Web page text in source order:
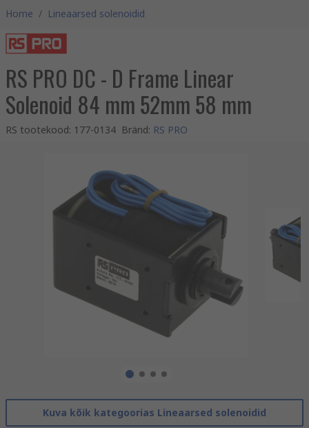
Home / Lineaarsed solenoidid
RS PRO DC - D Frame Linear
Solenoid 84 mm 52mm 58 mm
RS tootekood: 177-0134 Bränd: RS PRO
Kuva kõik kategoorias Lineaarsed solenoidid